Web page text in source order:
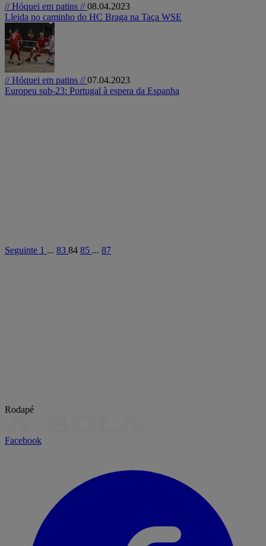
// Hóquei em patins //08.04.2023
Lleida no caminho do HC Braga na Taça WSE
// Hóquei em patins //07.04.2023
Europeu sub-23: Portugal à espera da Espanha
Seguinte 1 ... 83 84 85 ... 87
Rodapé
Facebook